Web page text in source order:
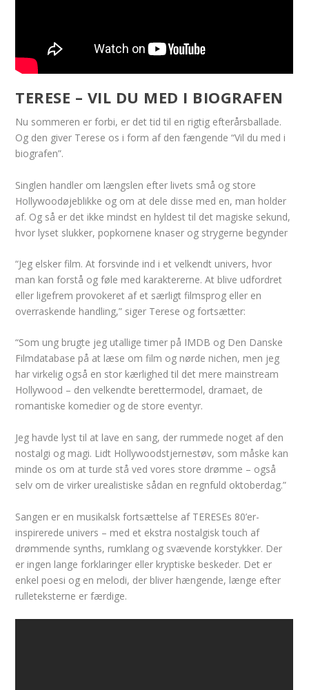
TERESE – VIL DU MED I BIOGRAFEN
Nu sommeren er forbi, er det tid til en rigtig efterårsballade.
Og den giver Terese os i form af den fængende “Vil du med i
biografen”.
Singlen handler om længslen efter livets små og store
Hollywoodøjeblikke og om at dele disse med en, man holder
af. Og så er det ikke mindst en hyldest til det magiske sekund,
hvor lyset slukker, popkornene knaser og strygerne begynder
“Jeg elsker film. At forsvinde ind i et velkendt univers, hvor
man kan forstå og føle med karaktererne. At blive udfordret
eller ligefrem provokeret af et særligt filmsprog eller en
overraskende handling,” siger Terese og fortsætter:
“Som ung brugte jeg utallige timer på IMDB og Den Danske
Filmdatabase på at læse om film og nørde nichen, men jeg
har virkelig også en stor kærlighed til det mere mainstream
Hollywood – den velkendte berettermodel, dramaet, de
romantiske komedier og de store eventyr.
Jeg havde lyst til at lave en sang, der rummede noget af den
nostalgi og magi. Lidt Hollywoodstjernestøv, som måske kan
minde os om at turde stå ved vores store drømme – også
selv om de virker urealistiske sådan en regnfuld oktoberdag.”
Sangen er en musikalsk fortsættelse af TERESEs 80’er-
inspirerede univers – med et ekstra nostalgisk touch af
drømmende synths, rumklang og svævende korstykker. Der
er ingen lange forklaringer eller kryptiske beskeder. Det er
enkel poesi og en melodi, der bliver hængende, længe efter
rulleteksterne er færdige.